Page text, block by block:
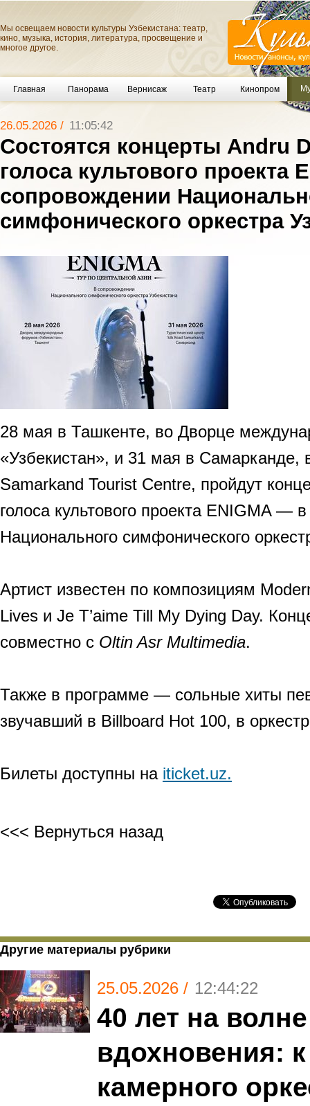
Мы освещаем новости культуры Узбекистана: театр,
кино, музыка, история, литература, просвещение и
многое другое.
Главная Панорама Вернисаж Театр Кинопром
26.05.2026 / 11:05:42
Состоятся концерты Andru
голоса культового проекта
сопровождении
симфонического оркестра
28 мая в Ташкенте, во Дворце
«Узбекистан», и 31 мая в Самарканде,
Samarkand Tourist Centre, пройдут
голоса культового проекта ENIGMA —
Национального симфонического
Артист известен по композициям
Lives и Je T’aime Till My Dying Day.
совместно с Oltin Asr Multimedia.
Также в программе — сольные хиты
звучавший в Billboard Hot 100, в
Билеты доступны на iticket.uz.
<<< Вернуться назад
Другие материалы рубрики
25.05.2026 / 12:44:22
40 лет на волне
вдохновения:
камерного